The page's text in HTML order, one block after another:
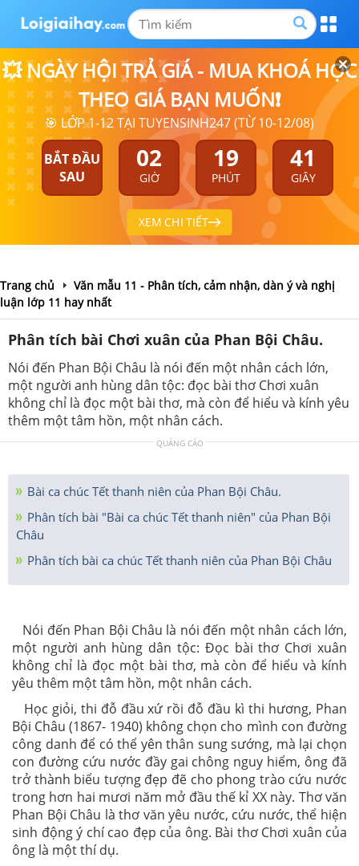
💥 NGÀY HỘI TRẢ GIÁ - MUA KHOÁ HỌC
THEO GIÁ BẠN MUỐN❗
🎯 LỚP 1-12 TẠI TUYENSINH247 (TỪ 10-12/08)
BẮT ĐẦU
SAU
02
GIỜ
19
PHÚT
41
GIÂY
XEM CHI TIẾT
Trang chủ
Văn mẫu 11 - Phân tích, cảm nhận, dàn ý và nghị
luận lớp 11 hay nhất
Phân tích bài Chơi xuân của Phan Bội Châu.
Nói đến Phan Bội Châu là nói đến một nhân cách lớn,
một người anh hùng dân tộc: đọc bài thơ Chơi xuân
không chỉ là đọc một bài thơ, mà còn để hiểu và kính yêu
thêm một tâm hồn, một nhân cách.
QUẢNG CÁO
Bài ca chúc Tết thanh niên của Phan Bội Châu.
Phân tích bài "Bài ca chúc Tết thanh niên" của Phan Bội
Châu
Phân tích bài ca chúc Tết thanh niên của Phan Bội Châu
Nói đến Phan Bội Châu là nói đến một nhân cách lớn,
một người anh hùng dân tộc: Đọc bài thơ Chơi xuân
không chỉ là đọc một bài thơ, mà còn để hiểu và kính
yêu thêm một tâm hồn, một nhân cách.
Học giỏi, thi đỗ đầu xứ rồi đỗ đầu kì thi hương, Phan
Bội Châu (1867- 1940) không chọn cho mình con đường
công danh để có thể yên thân sung sướng, mà lại chọn
con đường cứu nước đầy gai chông nguy hiểm, ông đã
trở thành biểu tượng đẹp đẽ cho phong trào cứu nước
trong hơn hai mươi năm mở đầu thế kỉ XX này. Thơ văn
Phan Bội Châu là thơ văn yêu nước, cứu nước, thể hiện
sinh động ý chí cao đẹp của ông. Bài thơ Chơi xuân của
ông là một thí dụ.